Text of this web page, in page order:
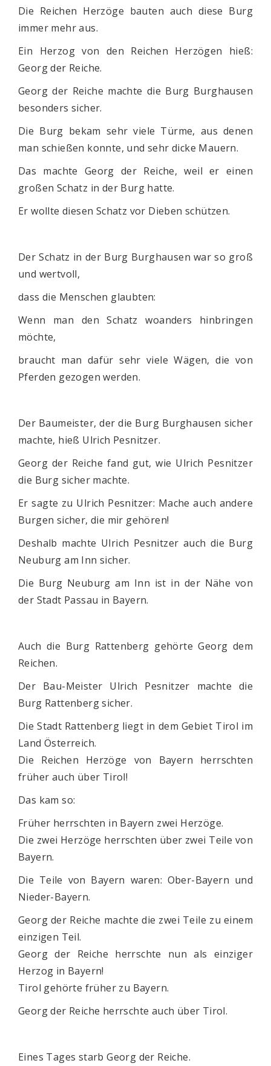
Die Reichen Herzöge bauten auch diese Burg
immer mehr aus.
Ein Herzog von den Reichen Herzögen hieß:
Georg der Reiche.
Georg der Reiche machte die Burg Burghausen
besonders sicher.
Die Burg bekam sehr viele Türme, aus denen
man schießen konnte, und sehr dicke Mauern.
Das machte Georg der Reiche, weil er einen
großen Schatz in der Burg hatte.
Er wollte diesen Schatz vor Dieben schützen.
Der Schatz in der Burg Burghausen war so groß
und wertvoll,
dass die Menschen glaubten:
Wenn man den Schatz woanders hinbringen
möchte,
braucht man dafür sehr viele Wägen, die von
Pferden gezogen werden.
Der Baumeister, der die Burg Burghausen sicher
machte, hieß Ulrich Pesnitzer.
Georg der Reiche fand gut, wie Ulrich Pesnitzer
die Burg sicher machte.
Er sagte zu Ulrich Pesnitzer: Mache auch andere
Burgen sicher, die mir gehören!
Deshalb machte Ulrich Pesnitzer auch die Burg
Neuburg am Inn sicher.
Die Burg Neuburg am Inn ist in der Nähe von
der Stadt Passau in Bayern.
Auch die Burg Rattenberg gehörte Georg dem
Reichen.
Der Bau-Meister Ulrich Pesnitzer machte die
Burg Rattenberg sicher.
Die Stadt Rattenberg liegt in dem Gebiet Tirol im
Land Österreich.
Die Reichen Herzöge von Bayern herrschten
früher auch über Tirol!
Das kam so:
Früher herrschten in Bayern zwei Herzöge.
Die zwei Herzöge herrschten über zwei Teile von
Bayern.
Die Teile von Bayern waren: Ober-Bayern und
Nieder-Bayern.
Georg der Reiche machte die zwei Teile zu einem
einzigen Teil.
Georg der Reiche herrschte nun als einziger
Herzog in Bayern!
Tirol gehörte früher zu Bayern.
Georg der Reiche herrschte auch über Tirol.
Eines Tages starb Georg der Reiche.